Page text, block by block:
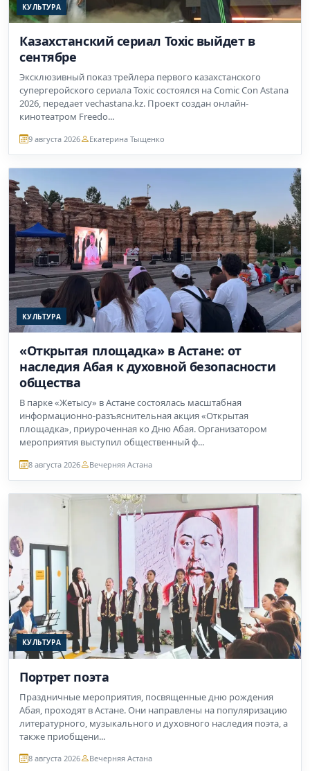
КУЛЬТУРА
Казахстанский сериал Toxic выйдет в
сентябре
Эксклюзивный показ трейлера первого казахстанского
супергеройского сериала Toxic состоялся на Comic Con Astana
2026, передает vechastana.kz. Проект создан онлайн-
кинотеатром Freedo...
9 августа 2026 Екатерина Тыщенко
КУЛЬТУРА
«Открытая площадка» в Астане: от
наследия Абая к духовной безопасности
общества
В парке «Жетысу» в Астане состоялась масштабная
информационно-разъяснительная акция «Открытая
площадка», приуроченная ко Дню Абая. Организатором
мероприятия выступил общественный ф...
8 августа 2026 Вечерняя Астана
КУЛЬТУРА
Портрет поэта
Праздничные мероприятия, посвященные дню рождения
Абая, проходят в Астане. Они направлены на популяризацию
литературного, музыкального и духовного наследия поэта, а
также приобщени...
8 августа 2026 Вечерняя Астана